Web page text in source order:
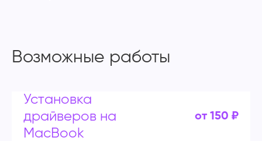
Возможные работы
Установка
драйверов на
MacBook
от 150 ₽